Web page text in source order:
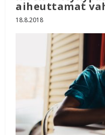
aiheuttamat
18.8.2018